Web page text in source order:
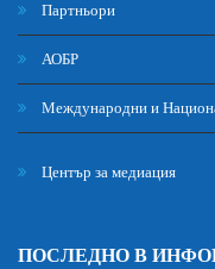
Партньори
АОБР
Международни и
Център за медиация
ПОСЛЕДНО В